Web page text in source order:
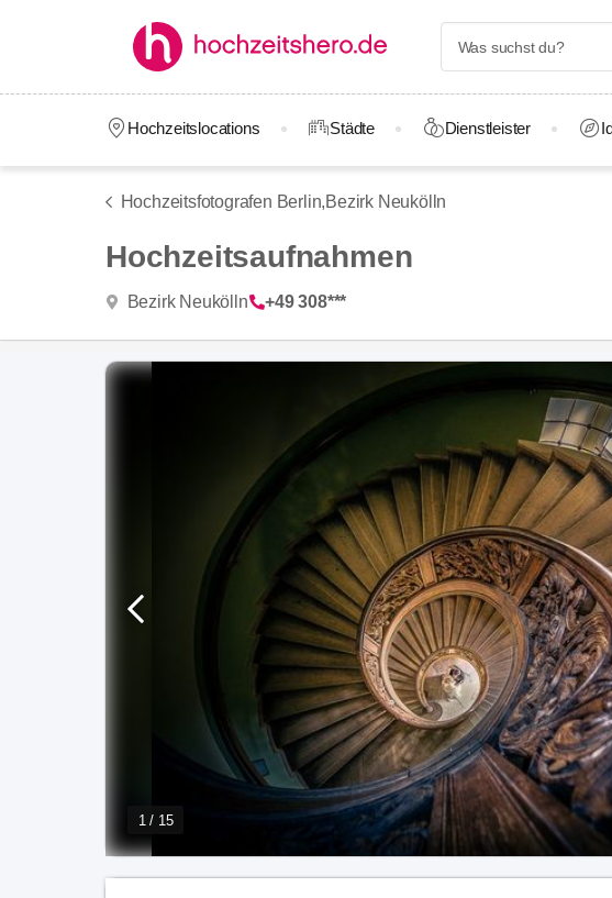
Hochzeitslocations Städte Dienstleister
Hochzeitsfotografen Berlin,Bezirk Neukölln
Hochzeitsaufnahmen
Bezirk Neukölln +49 308***
1 / 15